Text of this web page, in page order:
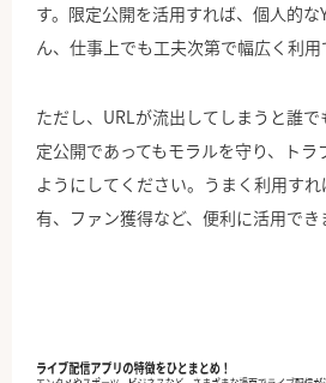
す。限定公開を活用すれば、個人的な
ん、仕事上でも工夫次第で幅広く利用
ただし、URLが流出してしまうと誰
定公開であってもモラルを守り、トラ
ようにしてください。うまく利用す
有、ファン獲得など、便利に活用でき